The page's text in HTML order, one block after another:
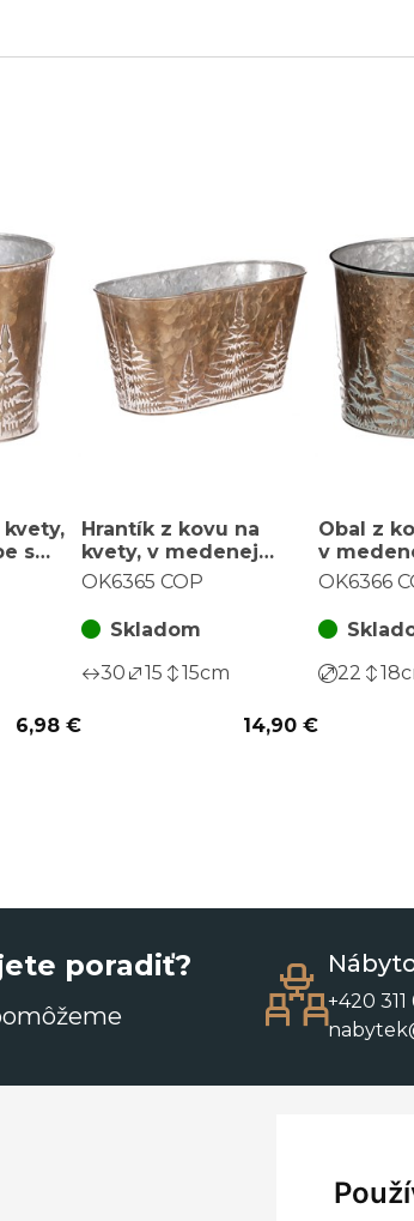
s
6,98 €
Hrantík z kovu na
kvety, v medenej
farbe s papradím.
OK6365 COP
Skladom
30
15 15cm
14,90 €
Obal z
v
OK6366
22
18
poradiť?
+420 311